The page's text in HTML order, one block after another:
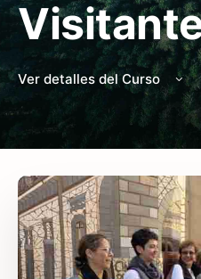
Ver detalles del Curso